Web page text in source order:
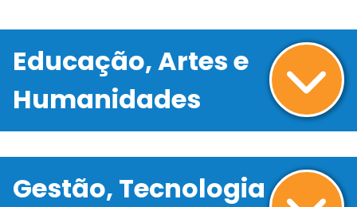
Educação, Artes e
Humanidades
Gestão, Tecnologia